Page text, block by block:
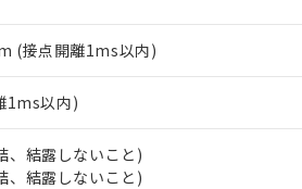
(接点開離1ms以内)
1ms以内)
結露しないこと)
結露しないこと)
ステル類４物質の対応では、対応完了
日を記載しておりました。
替を完了していることから、特段の